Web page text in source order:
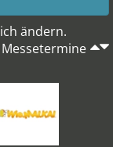
ändern.